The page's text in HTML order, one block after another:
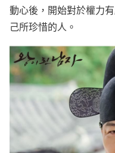
動心後，開始對於權力
己所珍惜的人。